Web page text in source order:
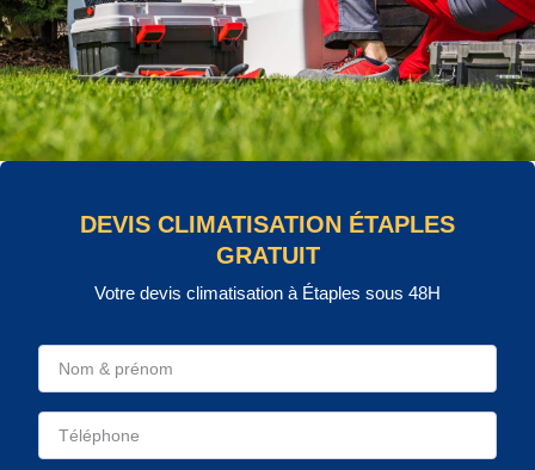
DEVIS CLIMATISATION ÉTAPLES
GRATUIT
Votre devis climatisation à Étaples sous 48H